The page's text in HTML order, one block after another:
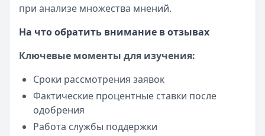
при анализе множества мнений.
На что обратить внимание в отзывах
Ключевые моменты для изучения:
Сроки рассмотрения заявок
Фактические процентные ставки после
одобрения
Работа службы поддержки